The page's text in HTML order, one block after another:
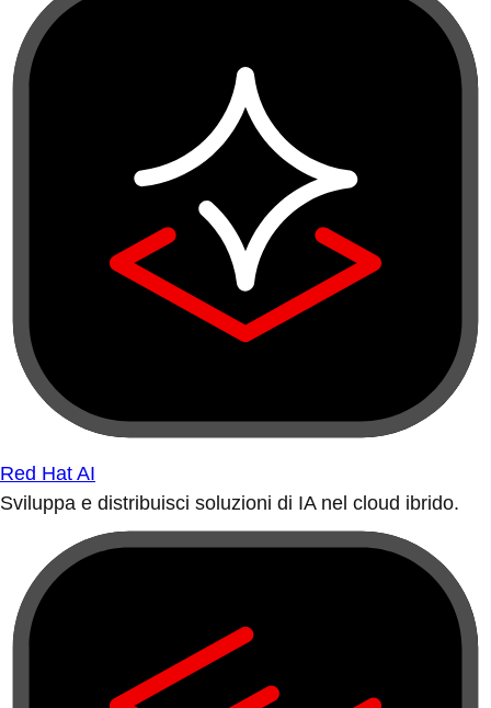
Red Hat AI
Sviluppa e distribuisci soluzioni di IA nel cloud ibrido.